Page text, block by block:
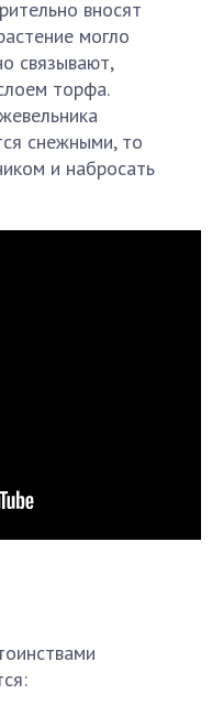
вносят
могло
связывают,
торфа.
снежными, то
и набросать